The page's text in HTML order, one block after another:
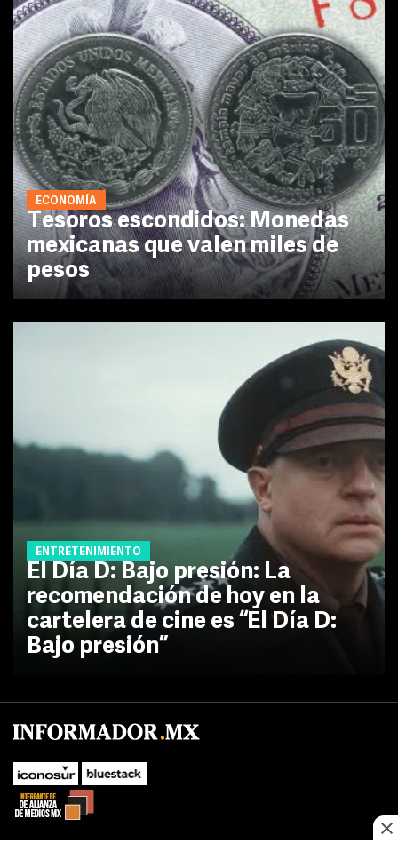
ECONOMÍA
Tesoros escondidos: Monedas
mexicanas que valen miles de
pesos
ENTRETENIMIENTO
El Día D: Bajo presión: La
recomendación de hoy en la
cartelera de cine es “El Día D:
Bajo presión”